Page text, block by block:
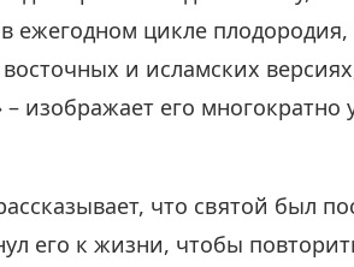
ежегодном цикле
и исламских
изображает его
что святой был
его к жизни, чтобы